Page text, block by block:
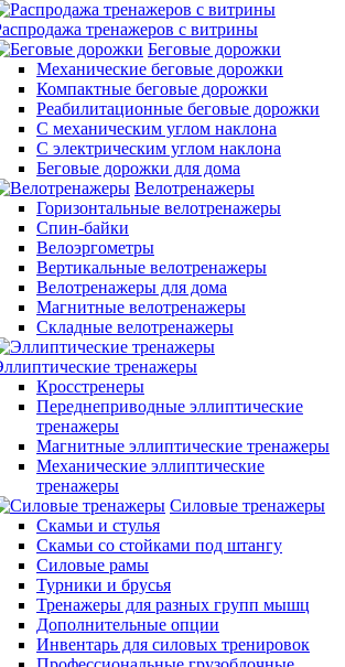
тренажеров с витрины
Беговые дорожки
Механические беговые дорожки
Компактные беговые дорожки
Реабилитационные беговые дорожки
С механическим углом наклона
С электрическим углом наклона
Беговые дорожки для дома
Велотренажеры
Горизонтальные велотренажеры
Спин-байки
Велоэргометры
Вертикальные велотренажеры
Велотренажеры для дома
Магнитные велотренажеры
Складные велотренажеры
тренажеры
Кросстренеры
Переднеприводные эллиптические
тренажеры
Магнитные эллиптические тренажеры
Механические эллиптические
тренажеры
Силовые тренажеры
Скамьи и стулья
Скамьи со стойками под штангу
Силовые рамы
Турники и брусья
Тренажеры для разных групп мышц
Дополнительные опции
Инвентарь для силовых тренировок